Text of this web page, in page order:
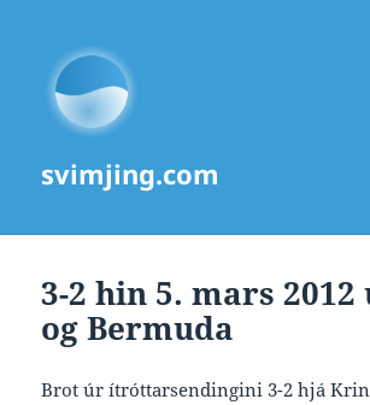
svimjing.com
3-2 hin 5. mars 2012
og Bermuda
Brot úr ítróttarsendingini 3-2 hjá